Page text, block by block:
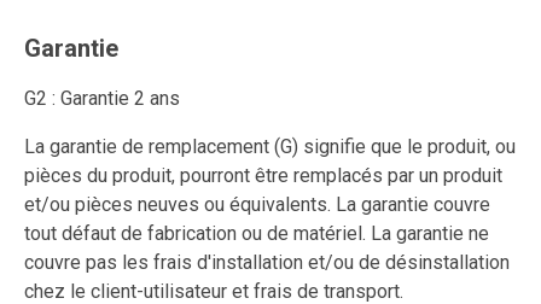
Garantie
G2 : Garantie 2 ans
La garantie de remplacement (G) signifie que le produit, ou
pièces du produit, pourront être remplacés par un produit
et/ou pièces neuves ou équivalents. La garantie couvre
tout défaut de fabrication ou de matériel. La garantie ne
couvre pas les frais d'installation et/ou de désinstallation
chez le client-utilisateur et frais de transport.